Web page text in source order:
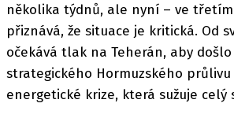
několika týdnů, ale nyní – ve
přiznává, že situace je kritická. Od
očekává tlak na Teherán, aby
strategického Hormuzského
energetické krize, která sužuje celý